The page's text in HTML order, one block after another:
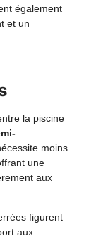
également
et un
la piscine
moins
une
aux
figurent
aux